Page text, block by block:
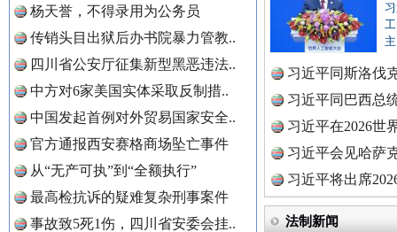
杨天誉，不得录用为公务员
传销头目出狱后办书院暴力管教..
四川省公安厅征集新型黑恶违法..
中方对6家美国实体采取反制措..
中国发起首例对外贸易国家安全..
官方通报西安赛格商场坠亡事件
从“无产可执”到“全额执行”
最高检抗诉的疑难复杂刑事案件
事故致5死1伤，四川省安委会挂..
习近平同斯洛伐
习近平同巴西总
习近平在2026世
理高级..
习近平会见哈萨
习近平将出席
球治理..
法制新闻
“后车司机肯定在骂我” 全民健